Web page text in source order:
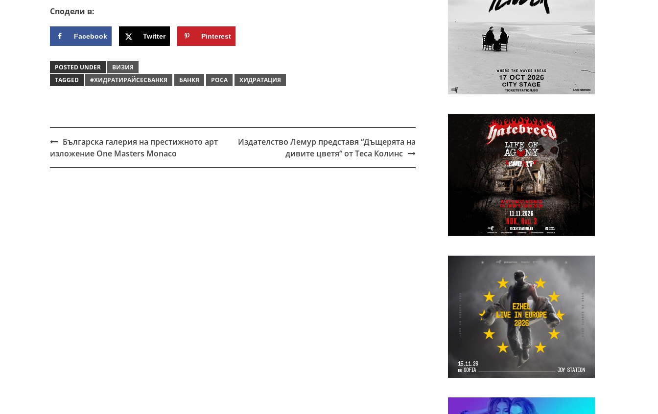
Сподели в:
Facebook Twitter Pinterest
POSTED UNDER
ВИЗИЯ
TAGGED
#ХИДРАТИРАЙСЕСБАНКЯ БАНКЯ РОСА ХИДРАТАЦИЯ
Post
Българска галерия на престижното арт
изложение One Masters Monaco
Издателство Лемур представя “Дъщерята на
дивите цветя“ от Теса Колинс